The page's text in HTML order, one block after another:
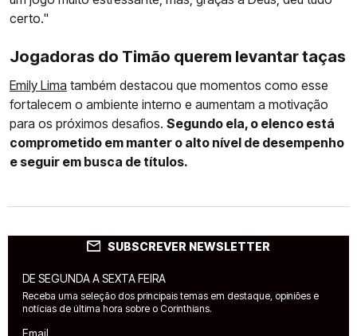
certo."
Jogadoras do Timão querem levantar taças
Emily Lima também destacou que momentos como esse
fortalecem o ambiente interno e aumentam a motivação
para os próximos desafios. Segundo ela, o elenco está
comprometido em manter o alto nível de desempenho
e seguir em busca de títulos.
SUBSCREVER NEWSLETTER
DE SEGUNDA A SEXTA FEIRA
Receba uma seleção dos principais temas em destaque, opiniões e
notícias de última hora sobre o Corinthians.
Email